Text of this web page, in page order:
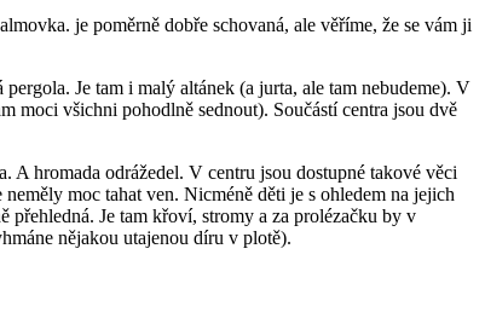
je poměrně dobře schovaná, ale věříme, že se vám ji
Je tam i malý altánek (a jurta, ale tam nebudeme). V
moci všichni pohodlně sednout). Součástí centra jsou dvě
A hromada odrážedel. V centru jsou dostupné takové věci
moc tahat ven. Nicméně děti je s ohledem na jejich
přehledná. Je tam křoví, stromy a za prolézačku by v
nějakou utajenou díru v plotě).